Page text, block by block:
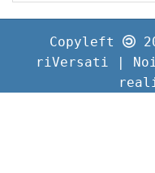
Copyleft
riVersati |